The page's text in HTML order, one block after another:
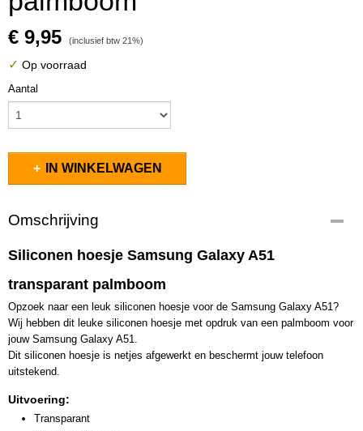
€ 9,95 (inclusief btw 21%)
✓ Op voorraad
Aantal
IN WINKELWAGEN
Omschrijving
Siliconen hoesje Samsung Galaxy A51
transparant palmboom
Opzoek naar een leuk siliconen hoesje voor de Samsung Galaxy A51?
Wij hebben dit leuke siliconen hoesje met opdruk van een palmboom voor
jouw Samsung Galaxy A51.
Dit siliconen hoesje is netjes afgewerkt en beschermt jouw telefoon
uitstekend.
Uitvoering:
Transparant